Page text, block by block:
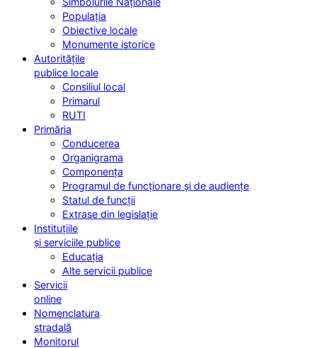
Populația
Obiective locale
Monumente istorice
Autoritățile
publice locale
Consiliul local
Primarul
RUTI
Primăria
Conducerea
Organigrama
Componența
Programul de funcționare și de audiențe
Statul de funcții
Extrase din legislație
Instituțiile
și serviciile publice
Educația
Alte servicii publice
Servicii
online
Nomenclatura
stradală
Monitorul